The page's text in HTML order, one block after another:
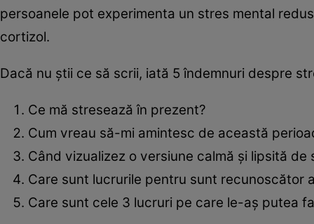
persoanele pot experimenta un stres mental
cortizol.
Dacă nu știi ce să scrii, iată 5 îndemnuri despre
Ce mă stresează în prezent?
Cum vreau să-mi amintesc de această
Când vizualizez o versiune calmă și lipsită
Care sunt lucrurile pentru sunt recunoscător
Care sunt cele 3 lucruri pe care le-aș putea